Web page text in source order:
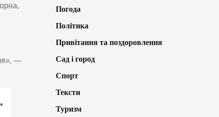
—
Погода
Політика
Привітання та поздоровлення
Сад і город
Спорт
Тексти
Туризм